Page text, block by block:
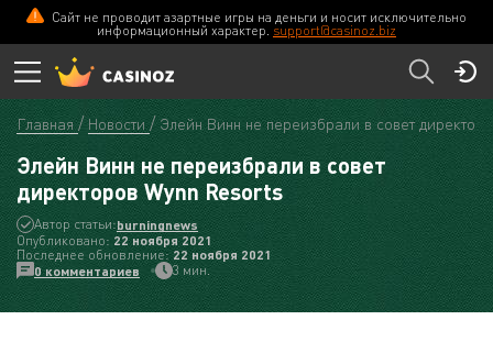
Сайт не проводит азартные игры на деньги и носит исключительно
информационный характер. support@casinoz.biz
Главная Новости Элейн Винн не переизбрали в совет
Элейн Винн не переизбрали в совет
директоров Wynn Resorts
Автор статьи:burningnews
Опубликовано: 22 ноября 2021
Последнее обновление:22 ноября 2021
0 комментариев
3 мин.